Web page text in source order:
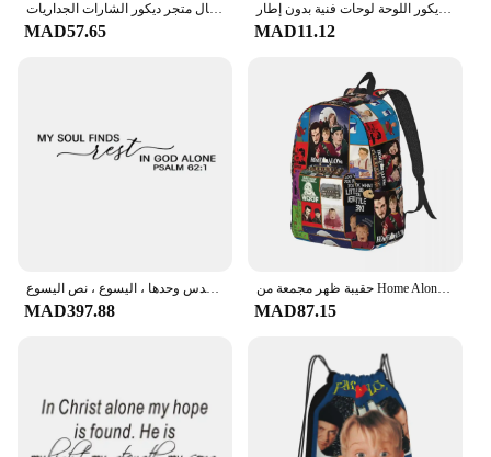
سيارة صورة ظلية الجدار الفن ملصق الفينيل ديكور المنزل خدمة السيارات مركز المرآب سيارة الجمال متجر ديكور الشارات الجداريات A610
MAD57.65
المنزل وحده الفيلم الكلاسيكية المغلفة ورقة الإبداعية شخصية الموضة الحديثة الديكور اللوحة لوحات فنية بدون إطار
MAD11.12
ملصقات حائط من الفينيل لتزيين المنزل ، 1 ، ورق حائط مع بقية روحي في آية الكتاب المقدس وحدها ، اليسوع ، نص اليسوع
MAD397.88
حقيبة ظهر مجمعة من Home Alone TV Series للرجال والنساء والطلاب حقيبة نهارية للعمل Kevin Macaulay Culkin حقائب كمبيوتر محمول من القماش في الهواء الطلق
MAD87.15